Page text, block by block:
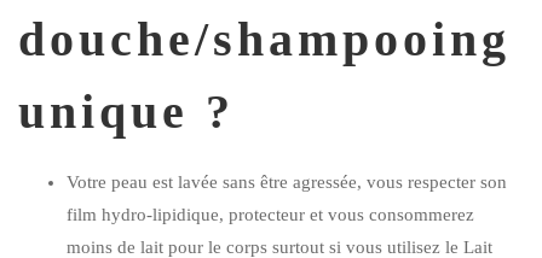
douche/shampooing
unique ?
Votre peau est lavée sans être agressée, vous respecter son
film hydro-lipidique, protecteur et vous consommerez
moins de lait pour le corps surtout si vous utilisez le Lait